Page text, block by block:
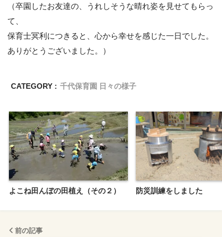
（卒園したお友達の、うれしそうな晴れ姿を見せてもらっ
て、
保育士冥利につきると、心から幸せを感じた一日でした。
ありがとうございました。）
CATEGORY : 千代保育園 日々の様子
よこね田んぼの田植え（その２） 防災訓練をしました
前の記事